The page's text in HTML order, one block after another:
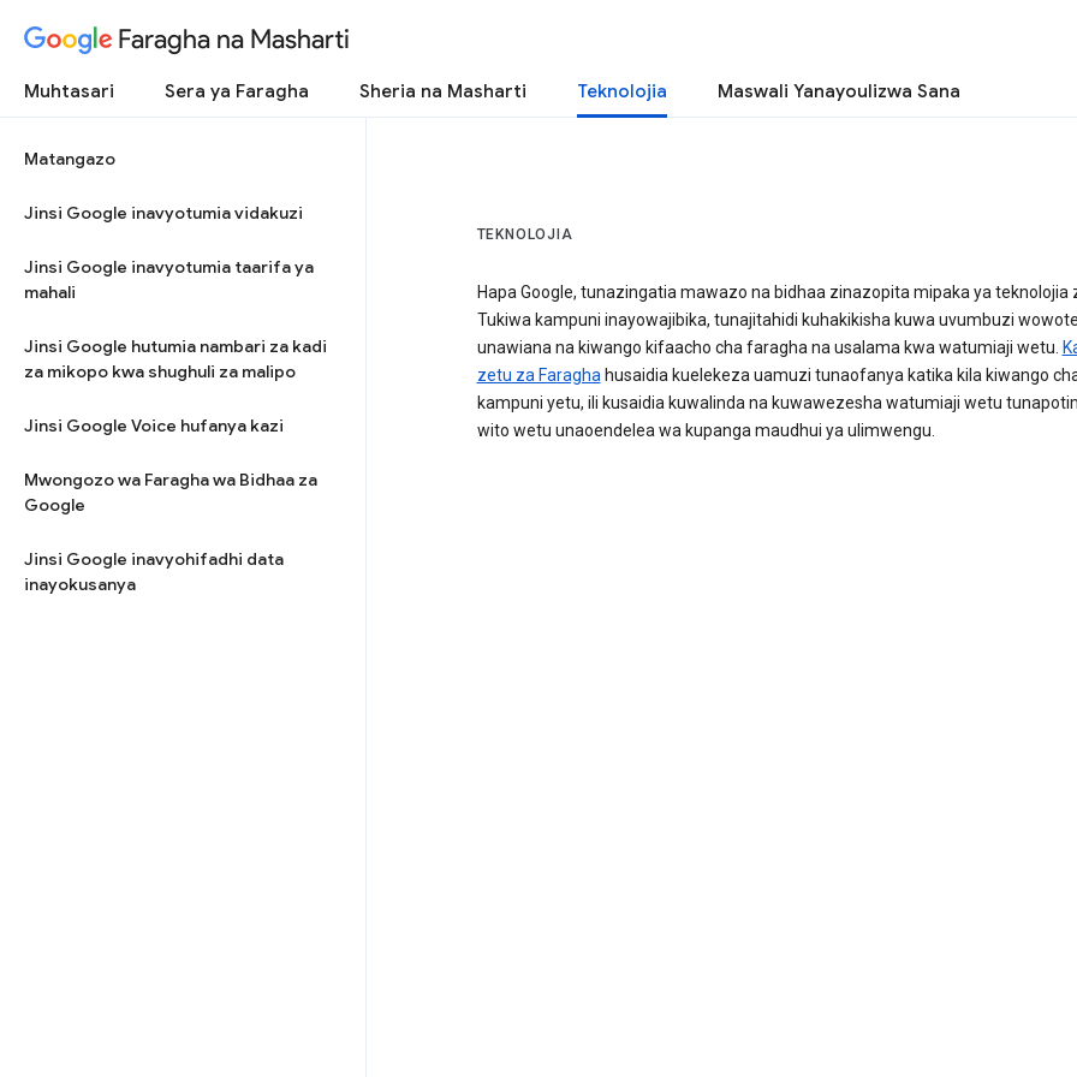
Faragha na Masharti
Muhtasari Sera ya Faragha Sheria na Masharti Teknolojia Maswali Yanayoulizwa Sana
Matangazo
Jinsi Google inavyotumia vidakuzi
Jinsi Google inavyotumia taarifa ya
mahali
Jinsi Google hutumia nambari za kadi
za mikopo kwa shughuli za malipo
Jinsi Google Voice hufanya kazi
Mwongozo wa Faragha wa Bidhaa za
Google
Jinsi Google inavyohifadhi data
inayokusanya
TEKNOLOJIA
Hapa Google, tunazingatia mawazo na bidhaa zinazopita mipaka ya teknolojia
Tukiwa kampuni inayowajibika, tunajitahidi kuhakikisha kuwa uvumbuzi wowote
unawiana na kiwango kifaacho cha faragha na usalama kwa watumiaji wetu.
zetu za Faraghahusaidia kuelekeza uamuzi tunaofanya katika kila kiwango
kampuni yetu, ili kusaidia kuwalinda na kuwawezesha watumiaji wetu
wito wetu unaoendelea wa kupanga maudhui ya ulimwengu.